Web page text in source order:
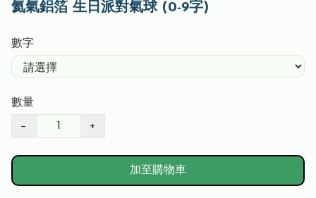
氦氣鋁箔 生日派對氣球 (0-9字)
數字
數量
− +
加至購物車